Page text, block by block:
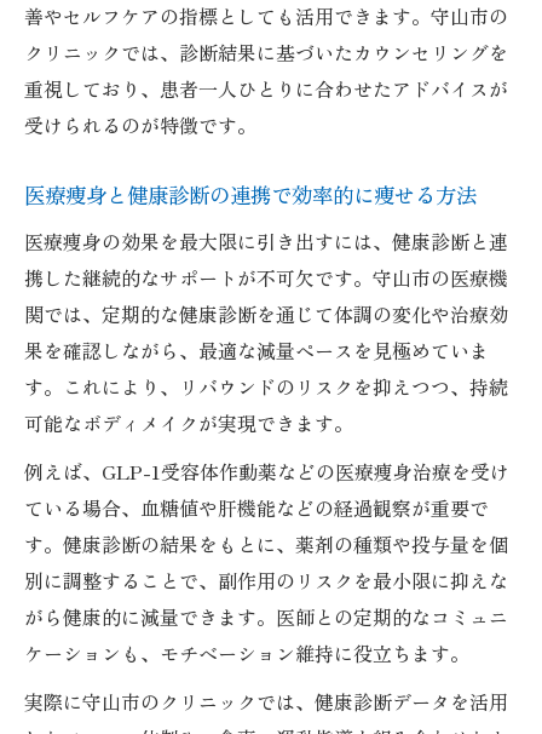
善やセルフケアの指標としても活用できます。守山市の
クリニックでは、診断結果に基づいたカウンセリングを
重視しており、患者一人ひとりに合わせたアドバイスが
受けられるのが特徴です。
医療痩身と健康診断の連携で効率的に痩せる方法
医療痩身の効果を最大限に引き出すには、健康診断と連
携した継続的なサポートが不可欠です。守山市の医療機
関では、定期的な健康診断を通じて体調の変化や治療効
果を確認しながら、最適な減量ペースを見極めていま
す。これにより、リバウンドのリスクを抑えつつ、持続
可能なボディメイクが実現できます。
例えば、GLP-1受容体作動薬などの医療痩身治療を受け
ている場合、血糖値や肝機能などの経過観察が重要で
す。健康診断の結果をもとに、薬剤の種類や投与量を個
別に調整することで、副作用のリスクを最小限に抑えな
がら健康的に減量できます。医師との定期的なコミュニ
ケーションも、モチベーション維持に役立ちます。
実際に守山市のクリニックでは、健康診断データを活用